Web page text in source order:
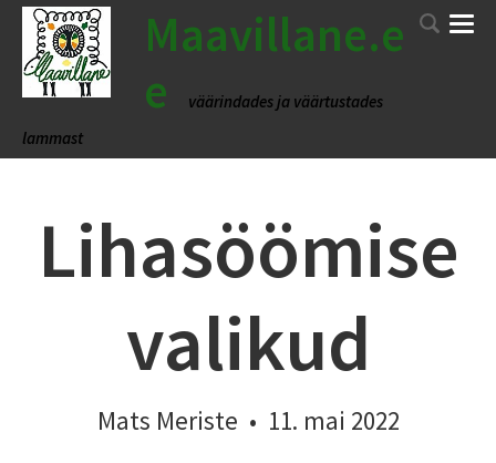
Maavillane.e
e
väärindades ja väärtustades
lammast
Lihasöömise
valikud
Mats Meriste • 11. mai 2022